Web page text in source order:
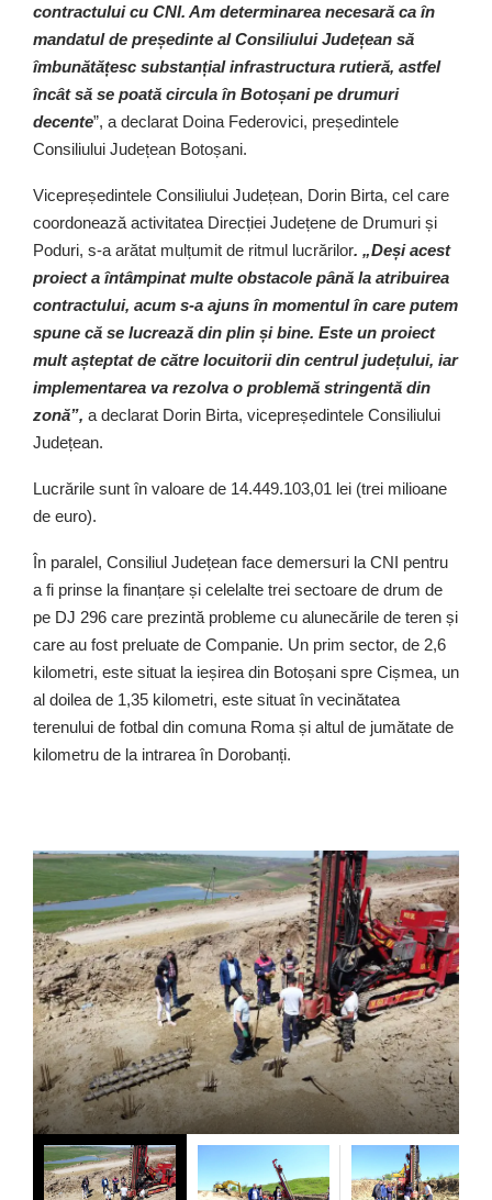
contractului cu CNI. Am determinarea necesară ca în
mandatul de președinte al Consiliului Județean să
îmbunătățesc substanțial infrastructura rutieră, astfel
încât să se poată circula în Botoșani pe drumuri
decente”, a declarat Doina Federovici, președintele
Consiliului Județean Botoșani.
Vicepreședintele Consiliului Județean, Dorin Birta, cel care
coordonează activitatea Direcției Județene de Drumuri și
Poduri, s-a arătat mulțumit de ritmul lucrărilor. „Deși acest
proiect a întâmpinat multe obstacole până la atribuirea
contractului, acum s-a ajuns în momentul în care putem
spune că se lucrează din plin și bine. Este un proiect
mult așteptat de către locuitorii din centrul județului, iar
implementarea va rezolva o problemă stringentă din
zonă”, a declarat Dorin Birta, vicepreședintele Consiliului
Județean.
Lucrările sunt în valoare de 14.449.103,01 lei (trei milioane
de euro).
În paralel, Consiliul Județean face demersuri la CNI pentru
a fi prinse la finanțare și celelalte trei sectoare de drum de
pe DJ 296 care prezintă probleme cu alunecările de teren și
care au fost preluate de Companie. Un prim sector, de 2,6
kilometri, este situat la ieșirea din Botoșani spre Cișmea, un
al doilea de 1,35 kilometri, este situat în vecinătatea
terenului de fotbal din comuna Roma și altul de jumătate de
kilometru de la intrarea în Dorobanți.